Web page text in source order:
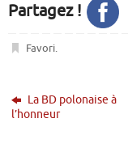
Partagez !
Favori.
La BD polonaise à
l’honneur